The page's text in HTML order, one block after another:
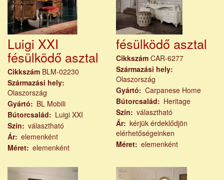
Luigi XXI
fésülködő asztal
Cikkszám BLM-02230
Származási hely
Olaszország
Gyártó
BL Mobili
Bútorcsalád
Luigi XXI
Szín
választható
Ár elemenként
Méret elemenként
fésülködő asztal
Cikkszám CAR-6277
Származási hely
Olaszország
Gyártó
Carpanese Home
Bútorcsalád
Heritage
Szín
választható
Ár
kérjük érdeklődjön
elérhetőségeinken
Méret
elemenként